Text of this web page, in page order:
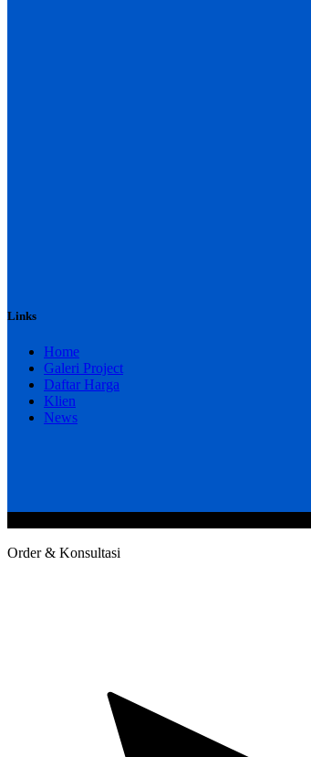
Links
Home
Galeri Project
Daftar Harga
Klien
News
Order & Konsultasi